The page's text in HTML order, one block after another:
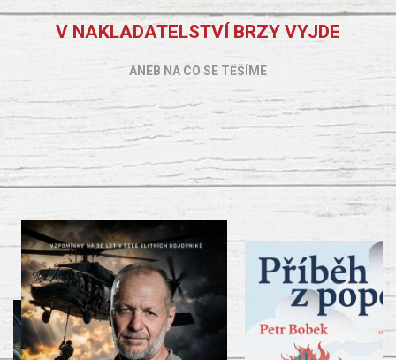
V NAKLADATELSTVÍ BRZY VYJDE
ANEB NA CO SE TĚŠÍME